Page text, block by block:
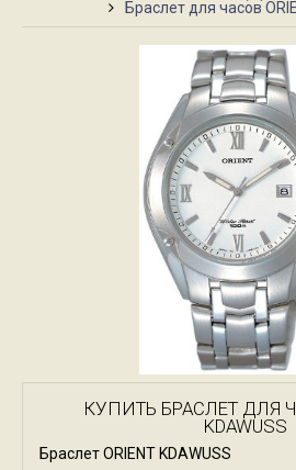
Браслет для часов
КУПИТЬ БРАСЛЕТ ДЛЯ
KDAWUSS
Браслет ORIENT KDAWUSS